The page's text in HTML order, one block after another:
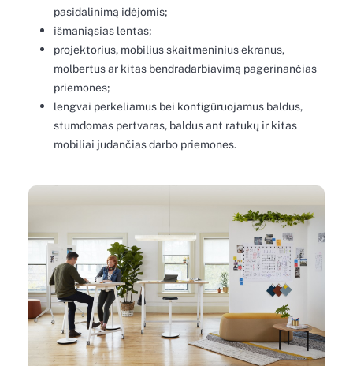
pasidalinimą idėjomis;
išmaniąsias lentas;
projektorius, mobilius skaitmeninius ekranus,
molbertus ar kitas bendradarbiavimą pagerinančias
priemones;
lengvai perkeliamus bei konfigūruojamus baldus,
stumdomas pertvaras, baldus ant ratukų ir kitas
mobiliai judančias darbo priemones.